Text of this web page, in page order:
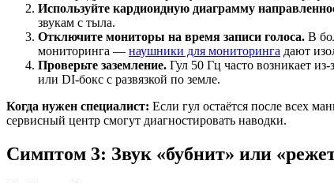
Используйте кардиоидную диаграмму
звукам с тыла.
Отключите мониторы на время записи голоса. В
мониторинга — наушники для мониторинга дают
Проверьте заземление. Гул 50 Гц часто возникает
или DI-бокс с развязкой по земле.
Когда нужен специалист: Если гул остаётся после всех
сервисный центр смогут диагностировать наводки.
Симптом 3: Звук «бубнит» или